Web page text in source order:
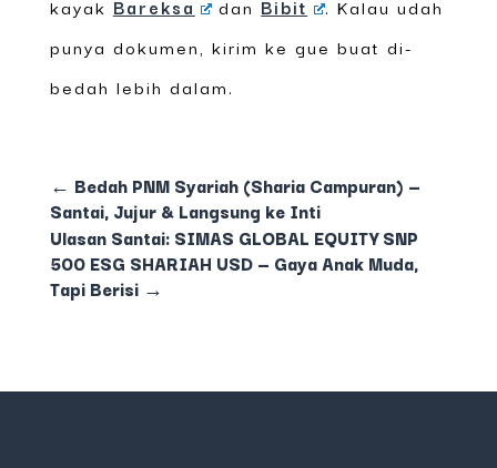
kayak Bareksa dan Bibit
. Kalau udah
punya dokumen, kirim ke gue buat di-
bedah lebih dalam.
← Bedah PNM Syariah (Sharia Campuran) —
Santai, Jujur & Langsung ke Inti
Ulasan Santai: SIMAS GLOBAL EQUITY SNP
500 ESG SHARIAH USD — Gaya Anak Muda,
Tapi Berisi→